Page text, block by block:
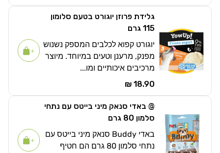
גלידת פרוזן יוגורט בטעם סלומון
115 גרם
יוגורט קפוא לכלבים המספק נשנוש
מפנק, מרענן וטעים במיוחד. מיוצר
מרכיבים איכותיים ומו...
18.90 ₪
@ באדי סנאק מיני בייטס עם נתחי
סלמון 80 גרם
באדי Buddy סנאק מיני בייטס עם
נתחי סלמון 80 גרם הם חטיף